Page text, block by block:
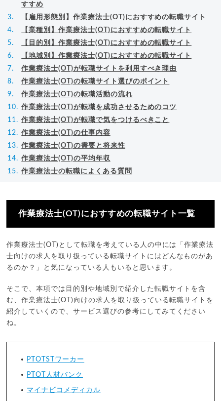
すすめ
【雇用形態別】作業療法士(OT)におすすめの転職サイト
【業種別】作業療法士(OT)におすすめの転職サイト
【目的別】作業療法士(OT)におすすめの転職サイト
【地域別】作業療法士(OT)におすすめの転職サイト
作業療法士(OT)が転職サイトを利用すべき理由
作業療法士(OT)の転職サイト選びのポイント
作業療法士(OT)の転職活動の流れ
作業療法士(OT)が転職を成功させるためのコツ
作業療法士(OT)が転職で気をつけるべきこと
作業療法士(OT)の仕事内容
作業療法士(OT)の需要と将来性
作業療法士(OT)の平均年収
作業療法士の転職によくある質問
作業療法士(OT)におすすめの転職サイト一覧
作業療法士(OT)として転職を考えている人の中には「作業療法
士向けの求人を取り扱っている転職サイトにはどんなものがあ
るのか？」と気になっている人もいると思います。
そこで、本項では目的別や地域別で紹介した転職サイトを含
む、作業療法士(OT)向けの求人を取り扱っている転職サイトを
紹介していくので、サービス選びの参考にしてみてください
ね。
PTOTSTワーカー
PTOT人材バンク
マイナビコメディカル